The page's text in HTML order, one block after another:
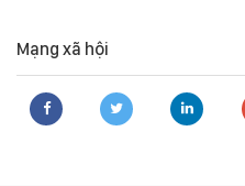
Mạng xã hội